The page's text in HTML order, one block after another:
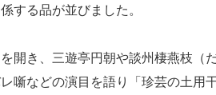
する品が並びました。
開き、三遊亭円朝や談州棲燕枝（
噺などの演目を語り「珍芸の土用